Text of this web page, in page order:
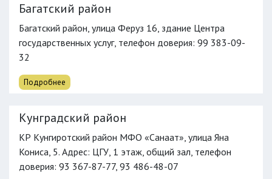
Багатский район
Багатский район, улица Феруз 16, здание Центра
государственных услуг, телефон доверия: 99 383-09-
32
Подробнее
Кунградский район
КР Кунгиротский район МФО «Санаат», улица Яна
Кониса, 5. Адрес: ЦГУ, 1 этаж, общий зал, телефон
доверия: 93 367-87-77, 93 486-48-07